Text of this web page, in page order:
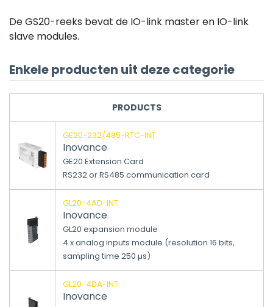
De GS20-reeks bevat de IO-link master en IO-link
slave modules.
Enkele producten uit deze categorie
PRODUCTS
GE20-232/485-RTC-INT
Inovance
GE20 Extension Card
RS232 or RS485 communication card
GL20-4AD-INT
Inovance
GL20 expansion module
4 x analog inputs module (resolution 16 bits,
sampling time 250 µs)
GL20-4DA-INT
Inovance